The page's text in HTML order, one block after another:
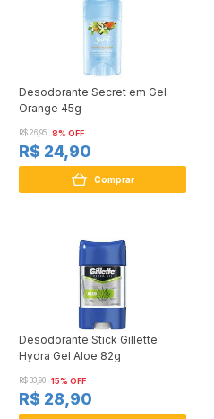
Desodorante Secret em Gel
Orange 45g
R$ 26,95 8% OFF
R$ 24,90
Comprar
Desodorante Stick Gillette
Hydra Gel Aloe 82g
R$ 33,90 15% OFF
R$ 28,90